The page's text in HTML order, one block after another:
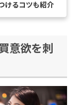
けるコツも紹介
意欲を刺